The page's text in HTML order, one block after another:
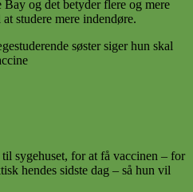
og det betyder flere og mere
studere mere indendøre.
søster siger hun skal
sygehuset, for at få vaccinen – for
hendes sidste dag – så hun vil